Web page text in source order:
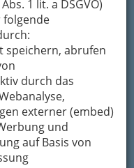
1 lit. a DSGVO)
speichern, abrufen
durch das
externer (embed)
und
auf Basis von